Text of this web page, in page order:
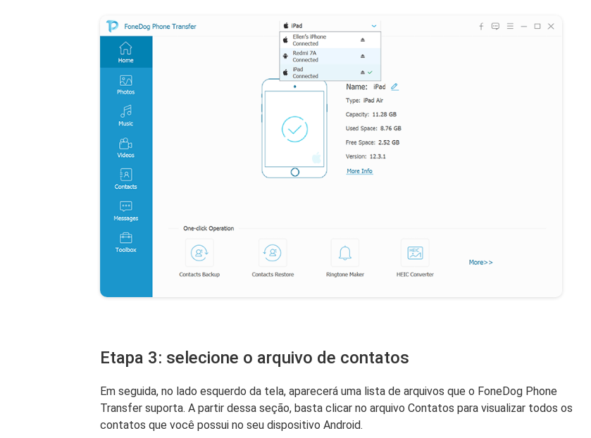
Etapa 3: selecione o arquivo de contatos
Em seguida, no lado esquerdo da tela, aparecerá uma lista de arquivos que o FoneDog Phone
Transfer suporta. A partir dessa seção, basta clicar no arquivo Contatos para visualizar todos os
contatos que você possui no seu dispositivo Android.